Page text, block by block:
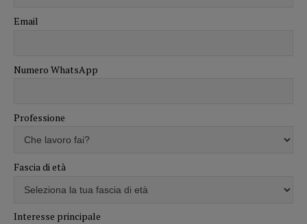
Email
Numero WhatsApp
Professione
Fascia di età
Interesse principale